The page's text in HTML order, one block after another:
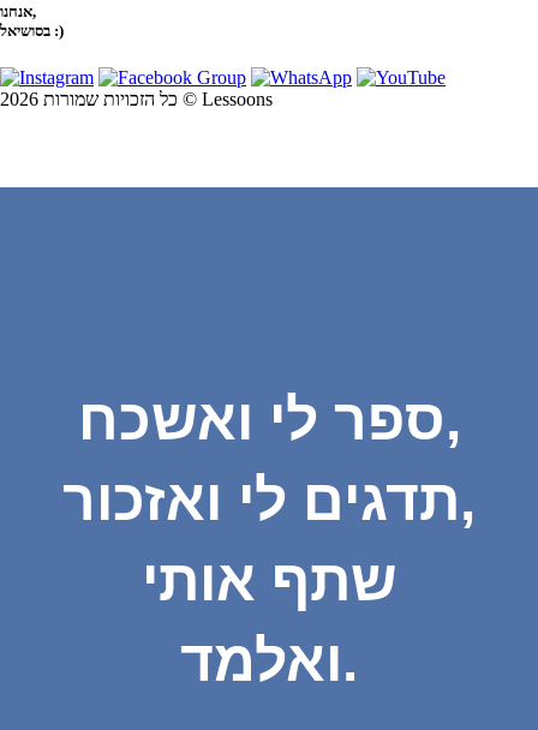
אנחנו,
בסושיאל :)
כל הזכויות שמורות 2026 © Lessoons
ספר לי ואשכח,
תדגים לי ואזכור,
שתף אותי
ואלמד.